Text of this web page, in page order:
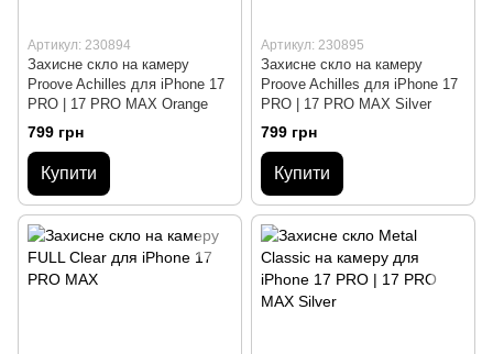
Артикул: 230894
Захисне скло на камеру
Proove Achilles для iPhone 17
PRO | 17 PRO MAX Orange
799 грн
Купити
Артикул: 230895
Захисне скло на камеру
Proove Achilles для iPhone 17
PRO | 17 PRO MAX Silver
799 грн
Купити